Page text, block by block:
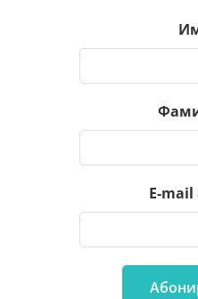
E-mail